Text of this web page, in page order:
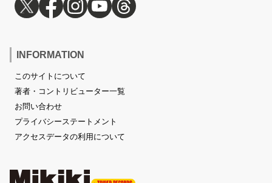
INFORMATION
このサイトについて
著者・コントリビューター一覧
お問い合わせ
プライバシーステートメント
アクセスデータの利用について